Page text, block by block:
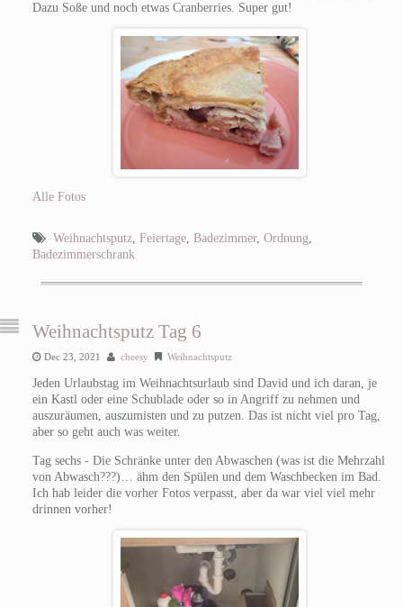
Dazu Soße und noch etwas Cranberries. Super gut!
Alle Fotos
Weihnachtsputz, Feiertage, Badezimmer, Ordnung
Badezimmerschrank
Weihnachtsputz Tag 6
Dec 23, 2021 cheesy Weihnachtsputz
Jeden Urlaubstag im Weihnachtsurlaub sind David und ich daran, je
ein Kastl oder eine Schublade oder so in Angriff zu nehmen und
auszuräumen, auszumisten und zu putzen. Das ist nicht viel pro Tag,
aber so geht auch was weiter.
Tag sechs - Die Schränke unter den Abwaschen (was ist die Mehrzahl
von Abwasch???)… ähm den Spülen und dem Waschbecken im Bad.
Ich hab leider die vorher Fotos verpasst, aber da war viel viel mehr
drinnen vorher!